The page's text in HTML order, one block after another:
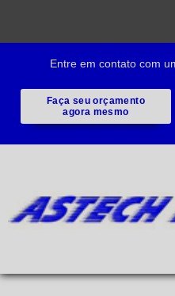
Entre em contato com
Faça seu orçamento
agora mesmo